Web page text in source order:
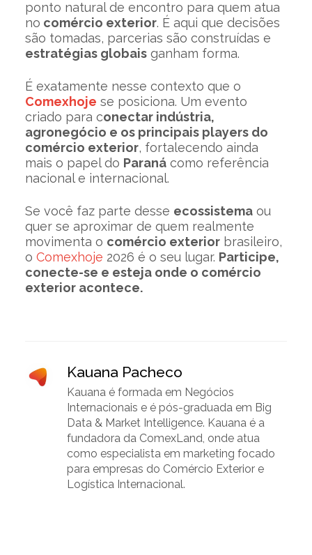
ponto natural de encontro para quem atua
no comércio exterior. É aqui que decisões
são tomadas, parcerias são construídas e
estratégias globaisganham forma.
É exatamente nesse contexto que o
Comexhoje se posiciona. Um evento
criado para conectar indústria,
agronegócio e os principais players do
comércio exterior, fortalecendo ainda
mais o papel do Paranácomo referência
nacional e internacional.
Se você faz parte desse ecossistemaou
quer se aproximar de quem realmente
movimenta o comércio exteriorbrasileiro,
o Comexhoje 2026 é o seu lugar. Participe,
conecte-se e esteja onde o comércio
exterior acontece.
Kauana Pacheco
Kauana é formada em Negócios
Internacionais e é pós-graduada em Big
Data & Market Intelligence. Kauana é a
fundadora da ComexLand, onde atua
como especialista em marketing focado
para empresas do Comércio Exterior e
Logística Internacional.